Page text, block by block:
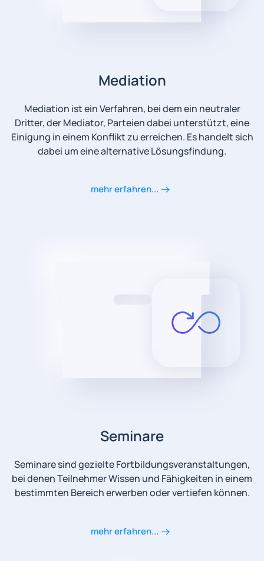
Mediation
Mediation ist ein Verfahren, bei dem ein neutraler
Dritter, der Mediator, Parteien dabei unterstützt, eine
Einigung in einem Konflikt zu erreichen. Es handelt sich
dabei um eine alternative Lösungsfindung.
mehr erfahren...
Seminare
Seminare sind gezielte Fortbildungsveranstaltungen,
bei denen Teilnehmer Wissen und Fähigkeiten in einem
bestimmten Bereich erwerben oder vertiefen können.
mehr erfahren...